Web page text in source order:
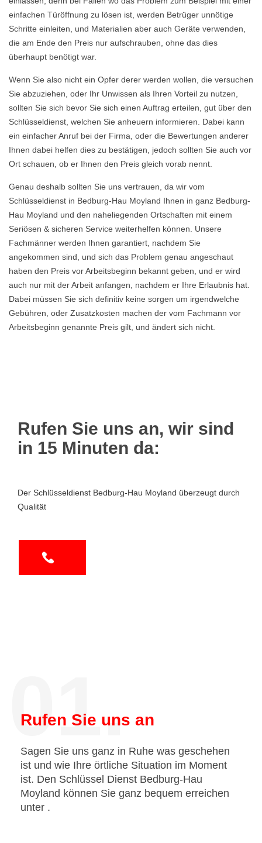
einfachen Türöffnung zu lösen ist, werden Betrüger unnötige
Schritte einleiten, und Materialien aber auch Geräte verwenden,
die am Ende den Preis nur aufschrauben, ohne das dies
überhaupt benötigt war.
Wenn Sie also nicht ein Opfer derer werden wollen, die versuchen
Sie abzuziehen, oder Ihr Unwissen als Ihren Vorteil zu nutzen,
sollten Sie sich bevor Sie sich einen Auftrag erteilen, gut über den
Schlüsseldienst, welchen Sie anheuern informieren. Dabei kann
ein einfacher Anruf bei der Firma, oder die Bewertungen anderer
Ihnen dabei helfen dies zu bestätigen, jedoch sollten Sie auch vor
Ort schauen, ob er Ihnen den Preis gleich vorab nennt.
Genau deshalb sollten Sie uns vertrauen, da wir vom
Schlüsseldienst in Bedburg-Hau Moyland Ihnen in ganz Bedburg-
Hau Moyland und den naheliegenden Ortschaften mit einem
Seriösen & sicheren Service weiterhelfen können. Unsere
Fachmänner werden Ihnen garantiert, nachdem Sie
angekommen sind, und sich das Problem genau angeschaut
haben den Preis vor Arbeitsbeginn bekannt geben, und er wird
auch nur mit der Arbeit anfangen, nachdem er Ihre Erlaubnis hat.
Dabei müssen Sie sich definitiv keine sorgen um irgendwelche
Gebühren, oder Zusatzkosten machen der vom Fachmann vor
Arbeitsbeginn genannte Preis gilt, und ändert sich nicht.
Rufen Sie uns an, wir sind
in 15 Minuten da:
Der Schlüsseldienst Bedburg-Hau Moyland überzeugt durch
Qualität
01.
Rufen Sie uns an
Sagen Sie uns ganz in Ruhe was geschehen
ist und wie Ihre örtliche Situation im Moment
ist. Den Schlüssel Dienst Bedburg-Hau
Moyland können Sie ganz bequem erreichen
unter .